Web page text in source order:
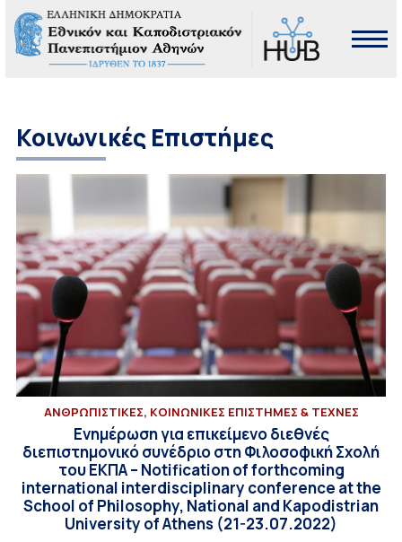
Κοινωνικές Επιστήμες
ΑΝΘΡΩΠΙΣΤΙΚΕΣ, ΚΟΙΝΩΝΙΚΕΣ ΕΠΙΣΤΗΜΕΣ & ΤΕΧΝΕΣ
Ενημέρωση για επικείμενο διεθνές
διεπιστημονικό συνέδριο στη Φιλοσοφική Σχολή
του ΕΚΠΑ – Notification of forthcoming
international interdisciplinary conference at the
School of Philosophy, National and Kapodistrian
University of Athens (21-23.07.2022)